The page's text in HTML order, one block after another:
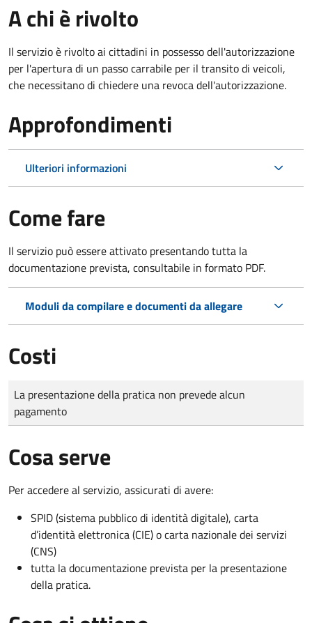
A chi è rivolto
Il servizio è rivolto ai cittadini in possesso dell'autorizzazione
per l'apertura di un passo carrabile per il transito di veicoli,
che necessitano di chiedere una revoca dell'autorizzazione.
Approfondimenti
Ulteriori informazioni
Come fare
Il servizio può essere attivato presentando tutta la
documentazione prevista, consultabile in formato PDF.
Moduli da compilare e documenti da allegare
Costi
Tipo di pagamento
Importo
La presentazione della pratica non prevede alcun
pagamento
Cosa serve
Per accedere al servizio, assicurati di avere:
SPID (sistema pubblico di identità digitale), carta
d’identità elettronica (CIE) o carta nazionale dei servizi
(CNS)
tutta la documentazione prevista per la presentazione
della pratica.